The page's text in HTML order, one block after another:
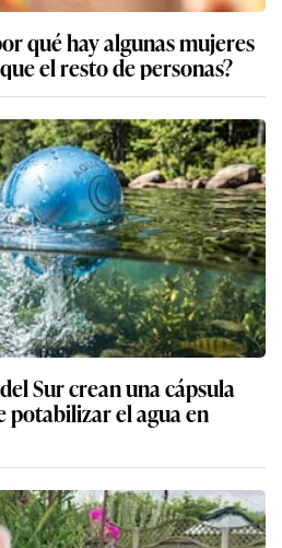
qué hay algunas mujeres
el resto de personas?
Sur crean una cápsula
el agua en